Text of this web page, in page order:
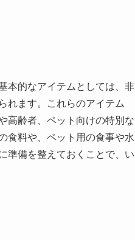
本的なアイテムとしては、非
れます。これらのアイテム
高齢者、ペット向けの特別な
食料や、ペット用の食事や水
準備を整えておくことで、い